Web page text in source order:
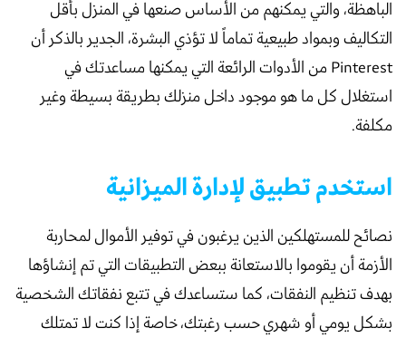
الباهظة، والتي يمكنهم من الأساس صنعها في المنزل بأقل
التكاليف وبمواد طبيعية تماماً لا تؤذي البشرة، الجدير بالذكر أن
Pinterest من الأدوات الرائعة التي يمكنها مساعدتك في
استغلال كل ما هو موجود داخل منزلك بطريقة بسيطة وغير
مكلفة.
استخدم تطبيق لإدارة الميزانية
نصائح للمستهلكين الذين يرغبون في توفير الأموال لمحاربة
الأزمة أن يقوموا بالاستعانة ببعض التطبيقات التي تم إنشاؤها
بهدف تنظيم النفقات، كما ستساعدك في تتبع نفقاتك الشخصية
بشكل يومي أو شهري حسب رغبتك، خاصة إذا كنت لا تمتلك